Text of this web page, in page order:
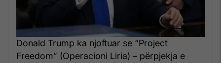
Donald Trump ka njoftuar se “Project
Freedom” (Operacioni Liria) – përpjekja e